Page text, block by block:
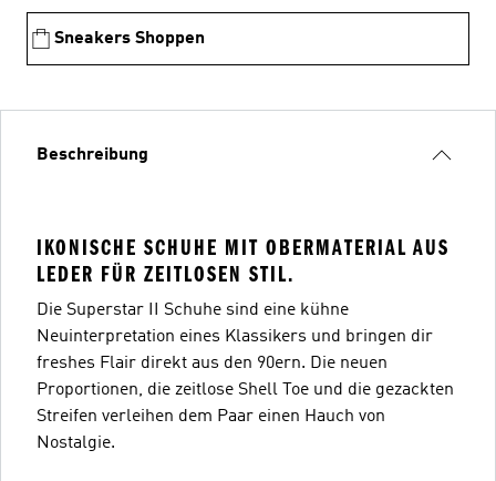
Sneakers Shoppen
Beschreibung
IKONISCHE SCHUHE MIT OBERMATERIAL AUS
LEDER FÜR ZEITLOSEN STIL.
Die Superstar II Schuhe sind eine kühne
Neuinterpretation eines Klassikers und bringen dir
freshes Flair direkt aus den 90ern. Die neuen
Proportionen, die zeitlose Shell Toe und die gezackten
Streifen verleihen dem Paar einen Hauch von
Nostalgie.